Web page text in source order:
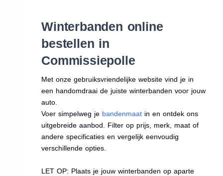
Winterbanden online
bestellen in
Commissiepolle
Met onze gebruiksvriendelijke website vind je in
een handomdraai de juiste winterbanden voor jouw
auto.
Voer simpelweg je bandenmaat in en ontdek ons
uitgebreide aanbod. Filter op prijs, merk, maat of
andere specificaties en vergelijk eenvoudig
verschillende opties.
LET OP: Plaats je jouw winterbanden op aparte